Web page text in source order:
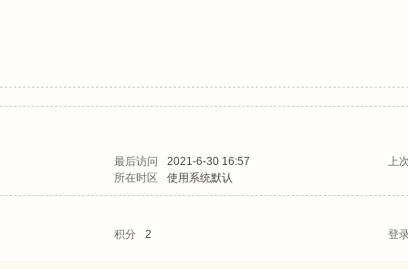
最后访问 2021-6-30 16:57 上
所在时区 使用系统默认
积分 2 登